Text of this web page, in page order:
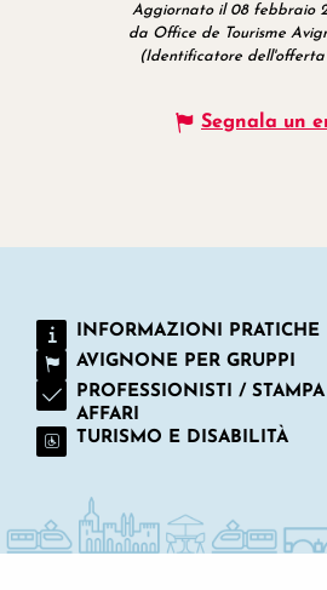
Aggiornato il 08 febbraio
da Office de Tourisme
(Identificatore dell'offerta
Segnala un
INFORMAZIONI PRATICHE
AVIGNONE PER GRUPPI
PROFESSIONISTI /
AFFARI
TURISMO E DISABILITÀ